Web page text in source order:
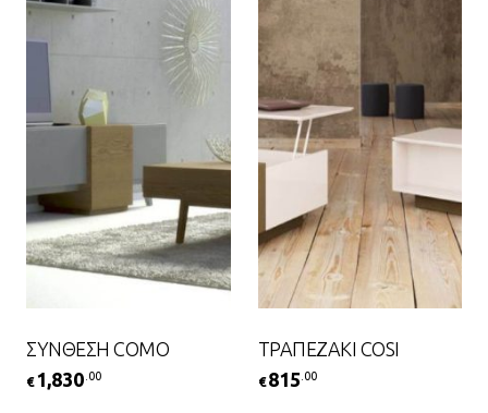
ΣΥΝΘΕΣΗ COMO
€ 1,830 .00
ΤΡΑΠΕΖΑΚΙ COSI
€ 815 .00